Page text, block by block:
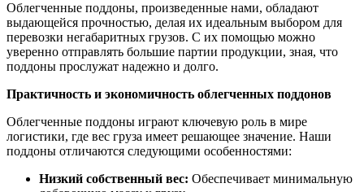
Облегченные поддоны, произведенные нами, обладают
выдающейся прочностью, делая их идеальным выбором для
перевозки негабаритных грузов. С их помощью можно
уверенно отправлять большие партии продукции, зная, что
поддоны прослужат надежно и долго.
Практичность и экономичность облегченных поддонов
Облегченные поддоны играют ключевую роль в мире
логистики, где вес груза имеет решающее значение. Наши
поддоны отличаются следующими особенностями:
Низкий собственный вес: Обеспечивает минимальную